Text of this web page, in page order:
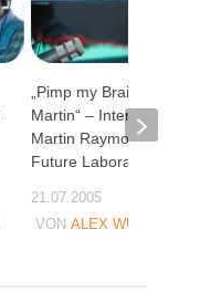
„Pimp my Brain,
Martin“ – Interview mit
Martin Raymond, The
Future Laboratory
21.07.2005
VONALEX WUNSCHEL